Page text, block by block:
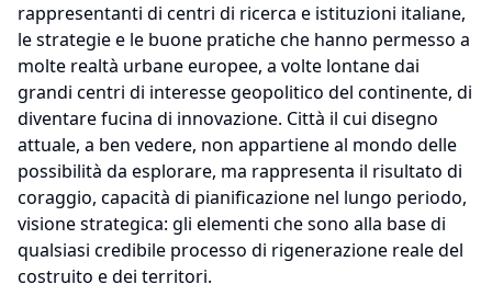
rappresentanti di centri di ricerca e istituzioni italiane,
le strategie e le buone pratiche che hanno permesso a
molte realtà urbane europee, a volte lontane dai
grandi centri di interesse geopolitico del continente, di
diventare fucina di innovazione. Città il cui disegno
attuale, a ben vedere, non appartiene al mondo delle
possibilità da esplorare, ma rappresenta il risultato di
coraggio, capacità di pianificazione nel lungo periodo,
visione strategica: gli elementi che sono alla base di
qualsiasi credibile processo di rigenerazione reale del
costruito e dei territori.